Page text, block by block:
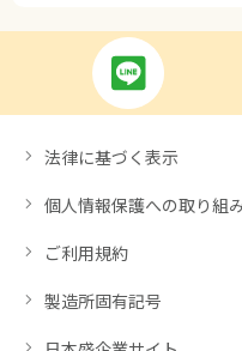
法律に基づく表示
個人情報保護への取り組
ご利用規約
製造所固有記号